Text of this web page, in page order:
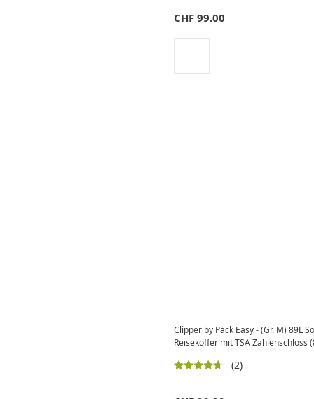
CHF 99.00
Clipper by Pack Easy - (Gr. M) 89L
Reisekoffer mit TSA Zahlenschloss
(2)